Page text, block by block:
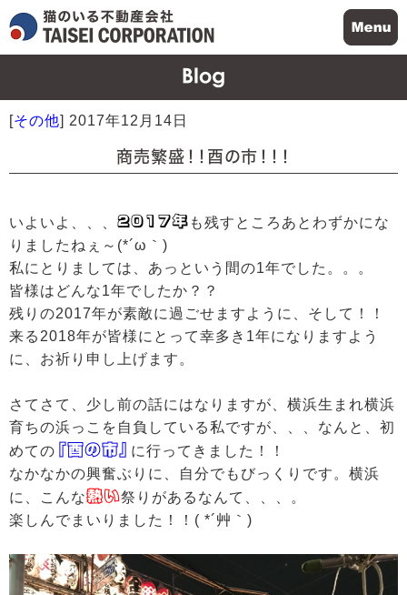
[その他] 2017年12月14日
商売繁盛！！酉の市！！！
いよいよ、、、 ２０１７年 も残すところあとわずかにな
りましたねぇ～(*´ω｀)
私にとりましては、あっという間の1年でした。。。
皆様はどんな1年でしたか？？
残りの2017年が素敵に過ごせますように、そして！！
来る2018年が皆様にとって幸多き1年になりますよう
に、お祈り申し上げます。
さてさて、少し前の話にはなりますが、横浜生まれ横浜
育ちの浜っこを自負している私ですが、、、なんと、初
めての 「酉の市」 に行ってきました！！
なかなかの興奮ぶりに、自分でもびっくりです。横浜
に、こんな熱い祭りがあるなんて、、、。
楽しんでまいりました！！( *´艸｀)